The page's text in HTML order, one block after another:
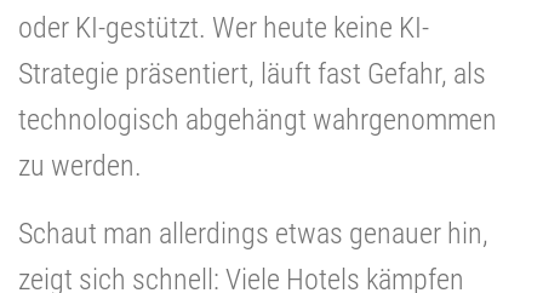
oder KI-gestützt. Wer heute keine KI-
Strategie präsentiert, läuft fast Gefahr, als
technologisch abgehängt wahrgenommen
zu werden.
Schaut man allerdings etwas genauer hin,
zeigt sich schnell: Viele Hotels kämpfen